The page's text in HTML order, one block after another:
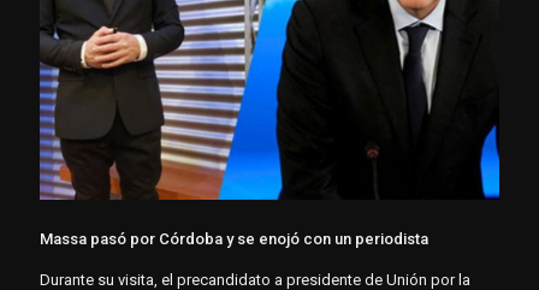
Massa pasó por Córdoba y se enojó con un periodista
Durante su visita, el precandidato a presidente de Unión por la